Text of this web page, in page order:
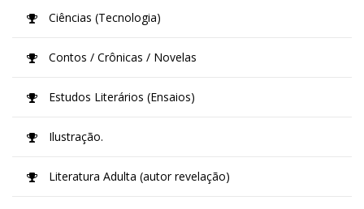
Ciências (Tecnologia)
Contos / Crônicas / Novelas
Estudos Literários (Ensaios)
Ilustração.
Literatura Adulta (autor revelação)